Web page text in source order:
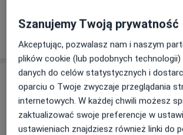
10 opinii
Adres
Powiększ mapę
Szanujemy Twoją prywatność
Akceptując, pozwalasz nam i naszym
plików cookie (lub podobnych technologii)
danych do celów statystycznych i
oparciu o Twoje zwyczaje przeglądania
internetowych. W każdej chwili możesz
zaktualizować swoje preferencje w
ustawieniach znajdziesz również linki do